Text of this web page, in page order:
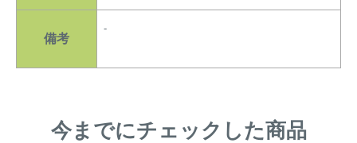
備考
-
今までにチェックした商品